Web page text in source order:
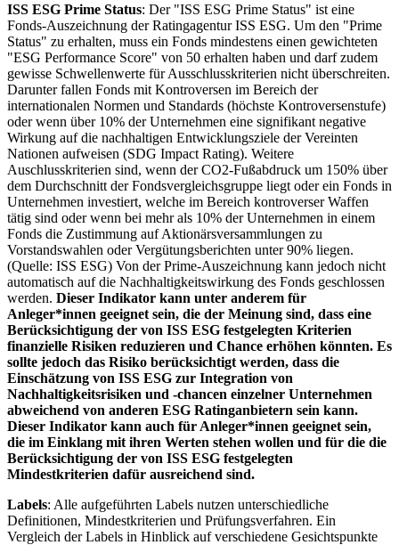
ISS ESG Prime Status: Der "ISS ESG Prime Status" ist eine
Fonds-Auszeichnung der Ratingagentur ISS ESG. Um den "Prime
Status" zu erhalten, muss ein Fonds mindestens einen gewichteten
"ESG Performance Score" von 50 erhalten haben und darf zudem
gewisse Schwellenwerte für Ausschlusskriterien nicht überschreiten.
Darunter fallen Fonds mit Kontroversen im Bereich der
internationalen Normen und Standards (höchste Kontroversenstufe)
oder wenn über 10% der Unternehmen eine signifikant negative
Wirkung auf die nachhaltigen Entwicklungsziele der Vereinten
Nationen aufweisen (SDG Impact Rating). Weitere
Auschlusskriterien sind, wenn der CO2-Fußabdruck um 150% über
dem Durchschnitt der Fondsvergleichsgruppe liegt oder ein Fonds in
Unternehmen investiert, welche im Bereich kontroverser Waffen
tätig sind oder wenn bei mehr als 10% der Unternehmen in einem
Fonds die Zustimmung auf Aktionärsversammlungen zu
Vorstandswahlen oder Vergütungsberichten unter 90% liegen.
(Quelle: ISS ESG) Von der Prime-Auszeichnung kann jedoch nicht
automatisch auf die Nachhaltigkeitswirkung des Fonds geschlossen
werden. Dieser Indikator kann unter anderem für
Anleger*innen geeignet sein, die der Meinung sind, dass eine
Berücksichtigung der von ISS ESG festgelegten Kriterien
finanzielle Risiken reduzieren und Chance erhöhen könnten. Es
sollte jedoch das Risiko berücksichtigt werden, dass die
Einschätzung von ISS ESG zur Integration von
Nachhaltigkeitsrisiken und -chancen einzelner Unternehmen
abweichend von anderen ESG Ratinganbietern sein kann.
Dieser Indikator kann auch für Anleger*innen geeignet sein,
die im Einklang mit ihren Werten stehen wollen und für die die
Berücksichtigung der von ISS ESG festgelegten
Mindestkriterien dafür ausreichend sind.
Labels: Alle aufgeführten Labels nutzen unterschiedliche
Definitionen, Mindestkriterien und Prüfungsverfahren. Ein
Vergleich der Labels in Hinblick auf verschiedene Gesichtspunkte